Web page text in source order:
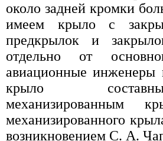
около задней кромки
имеем крыло с
предкрылок и
отдельно от
авиационные инженеры
крыло
механизированным
механизированного
возникновением С. А.